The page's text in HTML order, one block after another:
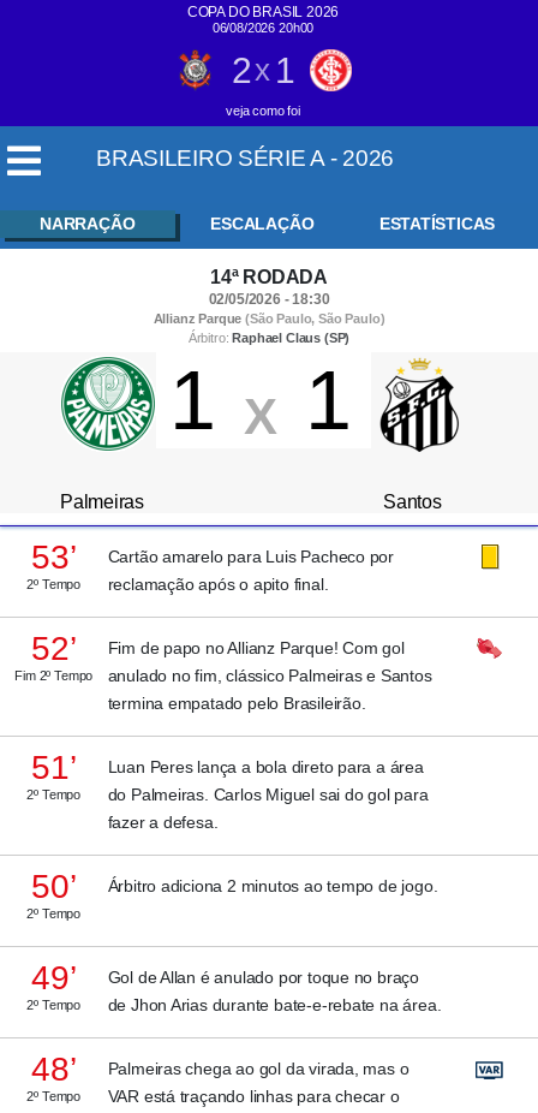
COPA DO BRASIL 2026
06/08/2026 20h00
2x 1
veja como foi
BRASILEIRO SÉRIE A - 2026
NARRAÇÃO ESCALAÇÃO ESTATÍSTICAS
14ª RODADA
02/05/2026 - 18:30
Allianz Parque(São Paulo, São Paulo)
Árbitro: Raphael Claus (SP)
Palmeiras
1 X 1
Santos
53’
2º Tempo
Cartão amarelo para Luis Pacheco por
reclamação após o apito final.
52’
Fim 2º Tempo
Fim de papo no Allianz Parque! Com gol
anulado no fim, clássico Palmeiras e Santos
termina empatado pelo Brasileirão.
51’
2º Tempo
Luan Peres lança a bola direto para a área
do Palmeiras. Carlos Miguel sai do gol para
fazer a defesa.
50’
2º Tempo
Árbitro adiciona 2 minutos ao tempo de jogo.
49’
2º Tempo
Gol de Allan é anulado por toque no braço
de Jhon Arias durante bate-e-rebate na área.
48’
2º Tempo
Palmeiras chega ao gol da virada, mas o
VAR está traçando linhas para checar o